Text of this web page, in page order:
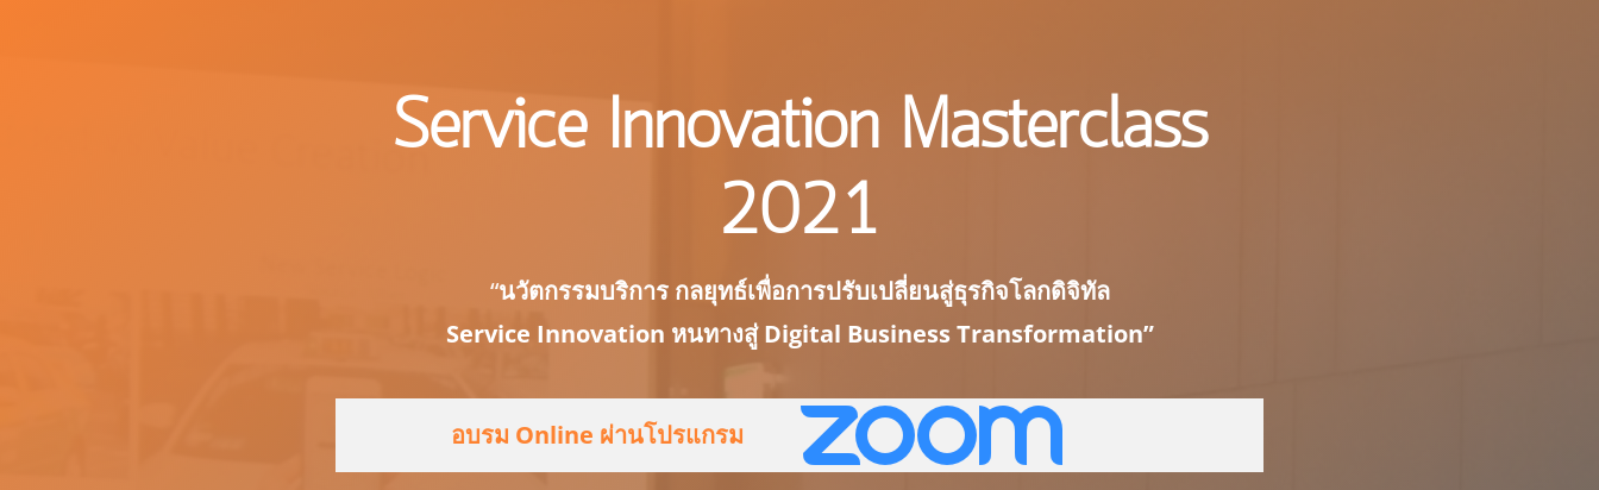
Service Innovation Masterclass
2021
“นวัตกรรมบริการ กลยุทธ์เพื่อการปรับเปลี่ยนสู่ธุรกิจโลกดิจิทัล
Service Innovation หนทางสู่ Digital Business Transformation”
อบรม Online ผ่านโปรแกรม